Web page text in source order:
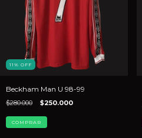
11 % OFF
Beckham Man U 98-99
$280.000 $250.000
COMPRAR